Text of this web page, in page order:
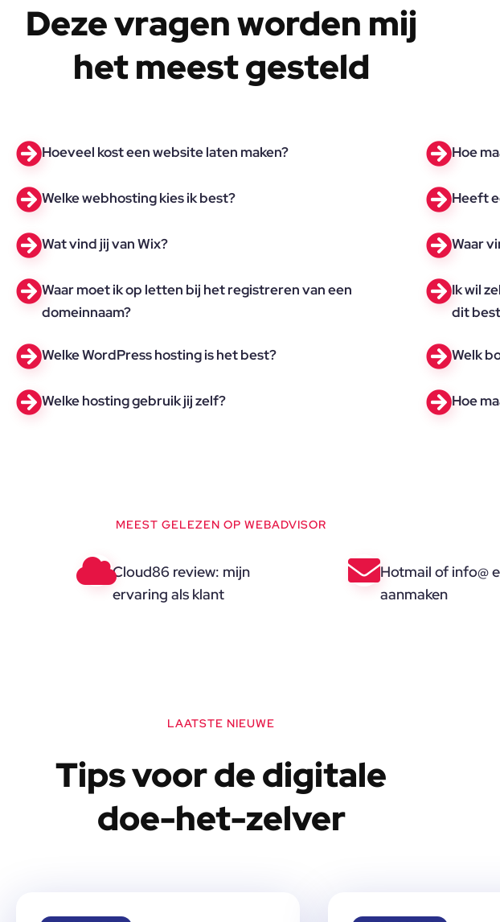
Deze vragen worden mij
het meest gesteld
Hoeveel kost een website laten maken?
Welke webhosting kies ik best?
Wat vind jij van Wix?
Waar moet ik op letten bij het registreren van een
domeinnaam?
Welke WordPress hosting is het best?
Welke hosting gebruik jij zelf?
Hoe
Heeft
Waar
Ik wil
dit
Welk
Hoe
MEEST GELEZEN OP WEBADVISOR
Cloud86 review: mijn
ervaring als klant
Hotmail of info@
aanmaken
LAATSTE NIEUWE
Tips voor de digitale
doe-het-zelver